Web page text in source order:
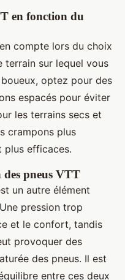
en fonction du
compte lors du choix
terrain sur lequel vous
optez pour des
espacés pour éviter
les terrains secs et
crampons plus
plus efficaces.
des pneus VTT
un autre élément
pression trop
et le confort, tandis
provoquer des
des pneus. Il est
entre ces deux